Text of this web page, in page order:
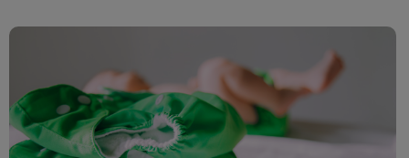
szybko i delikatnie usunąć zalegającą wydzielinę.